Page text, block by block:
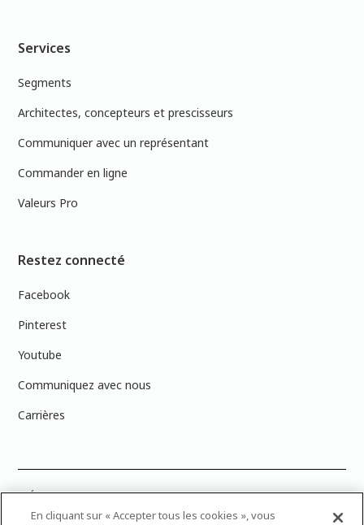
Services
Segments
Architectes, concepteurs et prescisseurs
Communiquer avec un représentant
Commander en ligne
Valeurs Pro
Restez connecté
Facebook
Pinterest
Youtube
Communiquez avec nous
Carrières
PRÉCISION DES COULEURS : Veuillez noter que les couleurs affichées à
l’écran peuvent ne pas correspondre exactement aux couleurs de
En cliquant sur « Accepter tous les cookies », vous